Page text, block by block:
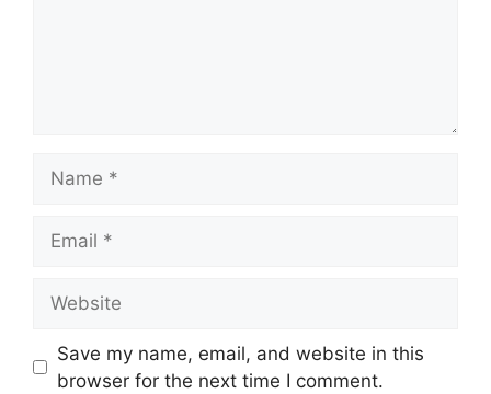
Save my name, email, and website in this
browser for the next time I comment.